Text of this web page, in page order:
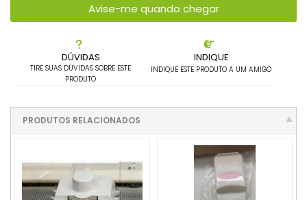
DÚVIDAS
TIRE SUAS DÚVIDAS SOBRE ESTE
PRODUTO
INDIQUE
INDIQUE ESTE PRODUTO A UM AMIGO
Avise-me quando chegar
PRODUTOS RELACIONADOS